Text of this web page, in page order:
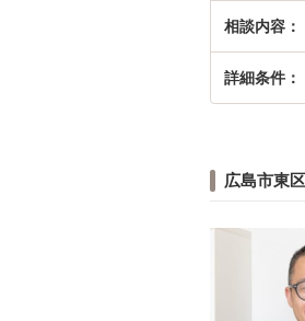
相談内容
詳細条件
広島市東